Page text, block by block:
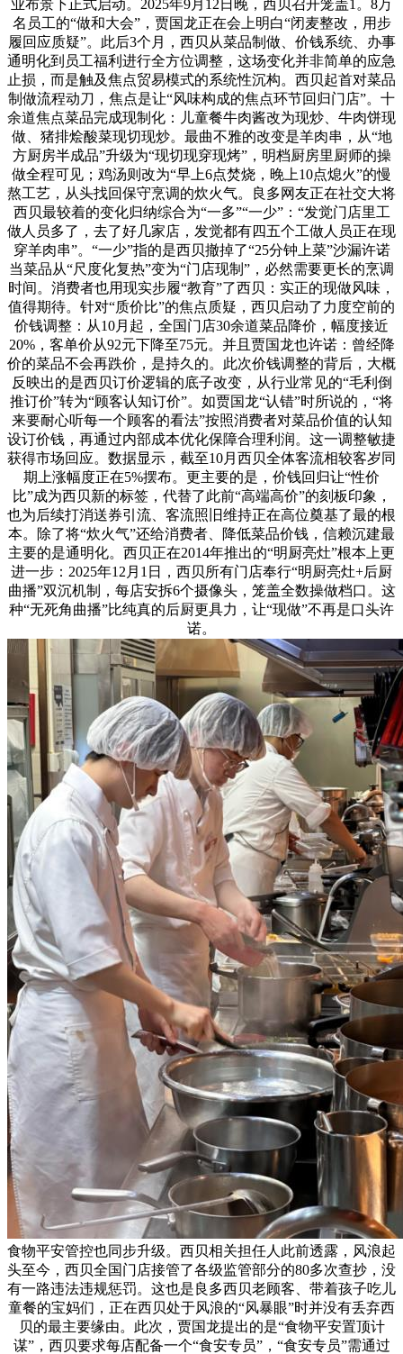
业布景下正式启动。2025年9月12日晚，西贝召开笼盖1。8万
名员工的“做和大会”，贾国龙正在会上明白“闭麦整改，用步
履回应质疑”。此后3个月，西贝从菜品制做、价钱系统、办事
通明化到员工福利进行全方位调整，这场变化并非简单的应急
止损，而是触及焦点贸易模式的系统性沉构。西贝起首对菜品
制做流程动刀，焦点是让“风味构成的焦点环节回归门店”。十
余道焦点菜品完成现制化：儿童餐牛肉酱改为现炒、牛肉饼现
做、猪排烩酸菜现切现炒。最曲不雅的改变是羊肉串，从“地
方厨房半成品”升级为“现切现穿现烤”，明档厨房里厨师的操
做全程可见；鸡汤则改为“早上6点焚烧，晚上10点熄火”的慢
熬工艺，从头找回保守烹调的炊火气。良多网友正在社交大将
西贝最较着的变化归纳综合为“一多”“一少”：“发觉门店里工
做人员多了，去了好几家店，发觉都有四五个工做人员正在现
穿羊肉串”。“一少”指的是西贝撤掉了“25分钟上菜”沙漏许诺
当菜品从“尺度化复热”变为“门店现制”，必然需要更长的烹调
时间。消费者也用现实步履“教育”了西贝：实正的现做风味，
值得期待。针对“质价比”的焦点质疑，西贝启动了力度空前的
价钱调整：从10月起，全国门店30余道菜品降价，幅度接近
20%，客单价从92元下降至75元。并且贾国龙也许诺：曾经降
价的菜品不会再跌价，是持久的。此次价钱调整的背后，大概
反映出的是西贝订价逻辑的底子改变，从行业常见的“毛利倒
推订价”转为“顾客认知订价”。如贾国龙“认错”时所说的，“将
来要耐心听每一个顾客的看法”按照消费者对菜品价值的认知
设订价钱，再通过内部成本优化保障合理利润。这一调整敏捷
获得市场回应。数据显示，截至10月西贝全体客流相较客岁同
期上涨幅度正在5%摆布。更主要的是，价钱回归让“性价
比”成为西贝新的标签，代替了此前“高端高价”的刻板印象，
也为后续打消送券引流、客流照旧维持正在高位奠基了最的根
本。除了将“炊火气”还给消费者、降低菜品价钱，信赖沉建最
主要的是通明化。西贝正在2014年推出的“明厨亮灶”根本上更
进一步：2025年12月1日，西贝所有门店奉行“明厨亮灶+后厨
曲播”双沉机制，每店安拆6个摄像头，笼盖全数操做档口。这
种“无死角曲播”比纯真的后厨更具力，让“现做”不再是口头许
诺。
食物平安管控也同步升级。西贝相关担任人此前透露，风浪起
头至今，西贝全国门店接管了各级监管部分的80多次查抄，没
有一路违法违规惩罚。这也是良多西贝老顾客、带着孩子吃儿
童餐的宝妈们，正在西贝处于风浪的“风暴眼”时并没有丢弃西
贝的最主要缘由。此次，贾国龙提出的是“食物平安置顶计
谋”，西贝要求每店配备一个“食安专员”，“食安专员”需通过